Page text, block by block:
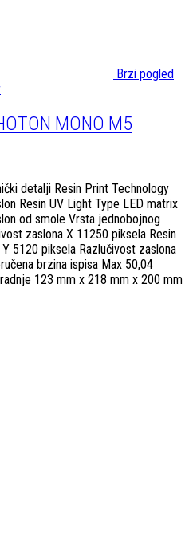
Brzi pogled
MONO M5
detalji Resin Print Technology
Resin UV Light Type LED matrix
od smole Vrsta jednobojnog
zaslona X 11250 piksela Resin
5120 piksela Razlučivost zaslona
brzina ispisa Max 50,04
123 mm x 218 mm x 200 mm